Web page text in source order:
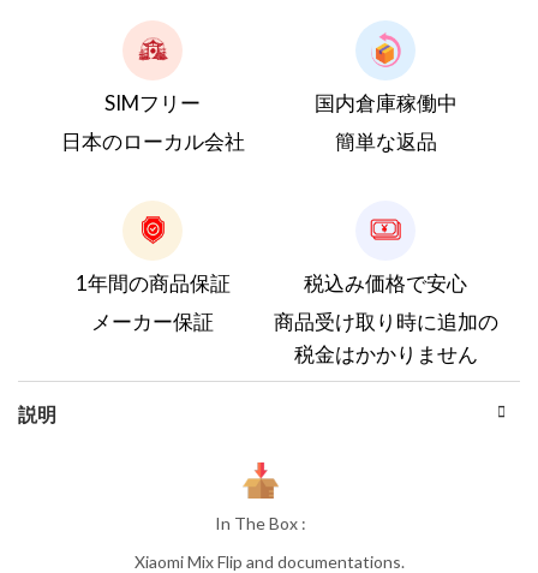
SIMフリー
日本のローカル会社
国内倉庫稼働中
簡単な返品
1年間の商品保証
メーカー保証
税込み価格で安心
商品受け取り時に追加の
税金はかかりません
説明
In The Box :
Xiaomi Mix Flip and documentations.